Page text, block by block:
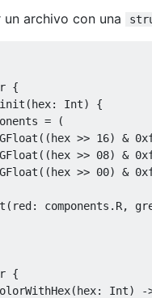
un archivo con una
{
(hex: Int)
{
=
(
((hex >> 16) &
((hex >> 08) &
((hex >> 00) &
( red: components . R,
{
(hex: Int) -